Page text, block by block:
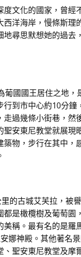
度文化的國家，曾經
西洋海岸，慢條斯理
地尋思默想她的過去
葡國國王居住之地，
行到市中心約10分鐘
走過幾條小街巷，然
聖安東尼教堂就展現
築物，步行在其中，
的古城艾芙拉，被
都是橄欖樹及葡萄園
美稱。最有名的是羅
娜神殿。其他著名
、聖安東尼教堂及摩